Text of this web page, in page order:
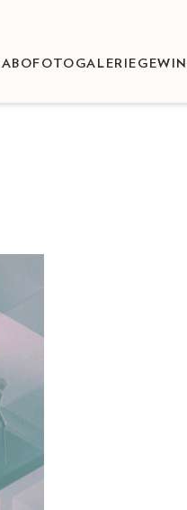
ABOFOTOGALERIE